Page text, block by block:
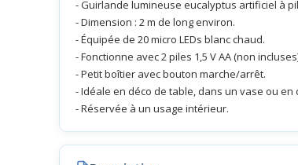
- Guirlande lumineuse eucalyptus artificiel à
- Dimension : 2 m de long environ.
- Équipée de 20 micro LEDs blanc chaud.
- Fonctionne avec 2 piles 1,5 V AA (non
- Petit boîtier avec bouton marche/arrêt.
- Idéale en déco de table, dans un vase ou en
- Réservée à un usage intérieur.